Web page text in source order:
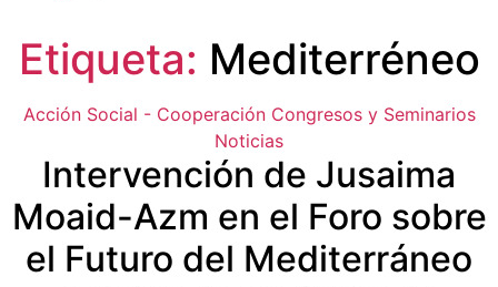
Etiqueta: Mediterréneo
Categorías
Acción Social - Cooperación Congresos y Seminarios
Noticias
Intervención de Jusaima
Moaid-Azm en el Foro sobre
el Futuro del Mediterráneo